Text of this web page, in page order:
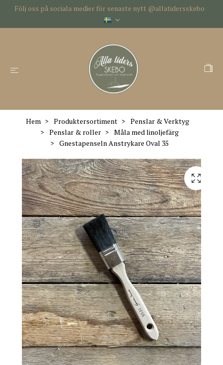
Följ oss på sociala medier för senaste nytt @allatidersskebo
Hem Produktersortiment
Penslar & Verktyg
Penslar & roller
Måla med linoljefärg
Gnestapenseln Anstrykare Oval 35